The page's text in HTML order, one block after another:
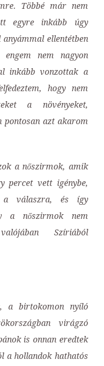
Többé már nem
egyre inkább úgy
ellentétben
nem nagyon
inkább vonzottak a
hogy nem
a növényeket,
pontosan azt akarom
a nőszirmok, amik
percet vett igénybe,
a válaszra, és így
a nőszirmok nem
Szíriából
a birtokomon nyíló
virágzó
is onnan eredtek
a hollandok hathatós